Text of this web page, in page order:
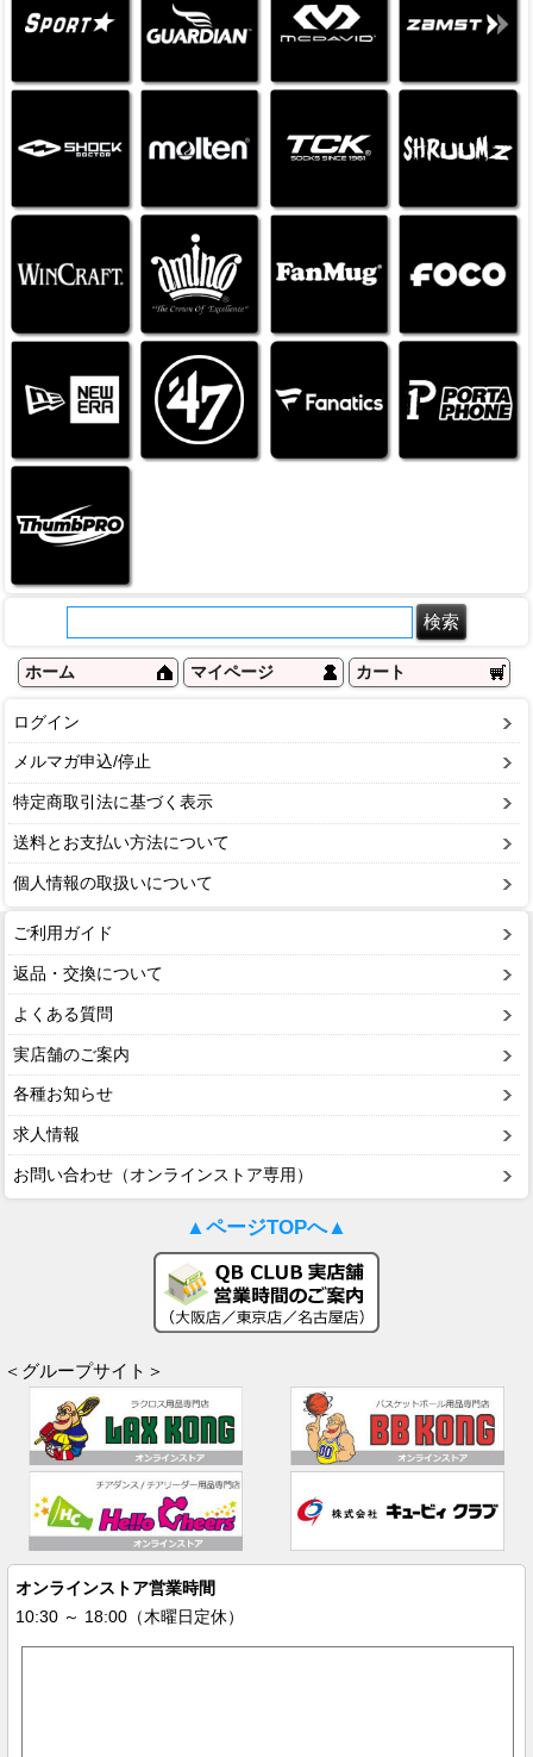
ホーム マイページ カート
ログイン
メルマガ申込/停止
特定商取引法に基づく表示
送料とお支払い方法について
個人情報の取扱いについて
ご利用ガイド
返品・交換について
よくある質問
実店舗のご案内
各種お知らせ
求人情報
お問い合わせ（オンラインストア専用）
▲ページTOPへ▲
＜グループサイト＞
オンラインストア営業時間
10:30 ～ 18:00（木曜日定休）